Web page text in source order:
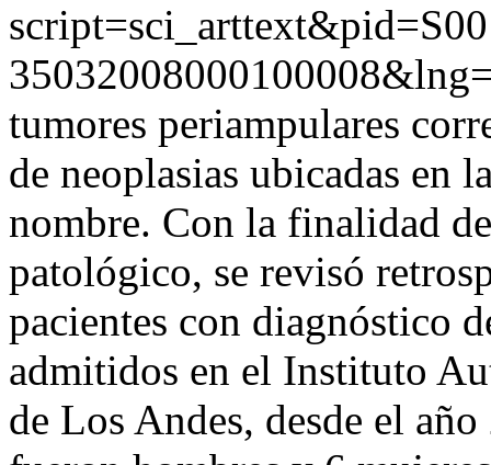
tumores periampulares
de neoplasias ubicadas en
nombre. Con la finalidad
patológico, se revisó
pacientes con diagnóstico
admitidos en el Instituto
de Los Andes, desde el